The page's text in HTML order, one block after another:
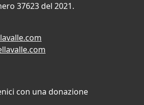
37623 del 2021.
con una donazione